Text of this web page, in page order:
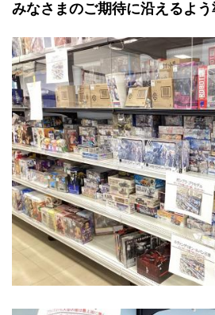
みなさまのご期待に沿えるよう